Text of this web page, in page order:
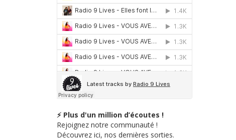
⚡ Plus d'un million d’écoutes !
Rejoignez notre communauté !
Découvrez ici, nos dernières sorties.